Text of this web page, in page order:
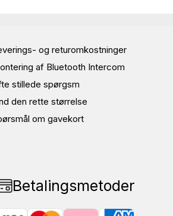
og returomkostninger
af Bluetooth Intercom
stillede spørgsm
den rette størrelse
om gavekort
Betalingsmetoder